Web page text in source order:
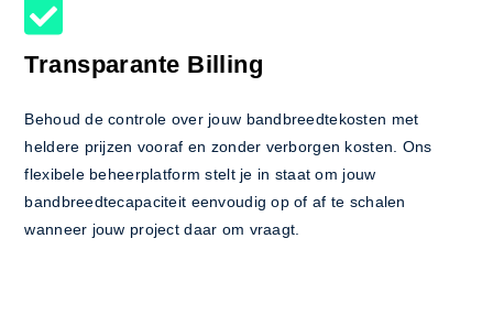
Transparante Billing
Behoud de controle over jouw bandbreedtekosten met
heldere prijzen vooraf en zonder verborgen kosten. Ons
flexibele beheerplatform stelt je in staat om jouw
bandbreedtecapaciteit eenvoudig op of af te schalen
wanneer jouw project daar om vraagt.